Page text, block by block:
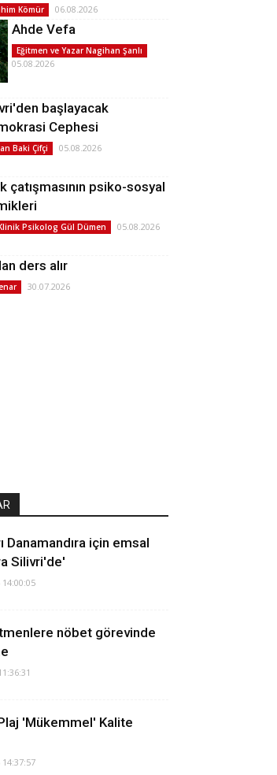
Kömür 06.08.2026
Ahde Vefa
Eğitmen ve Yazar Nagihan Şanlı
05.08.2026
başlayacak
Cephesi
Baki Çifçi 05.08.2026
çatışmasının psiko-sosyal
Psikolog Gül Dümen 05.08.2026
ders alır
30.07.2026
Danamandıra için emsal
Silivri'de'
nöbet görevinde
'Mükemmel' Kalite